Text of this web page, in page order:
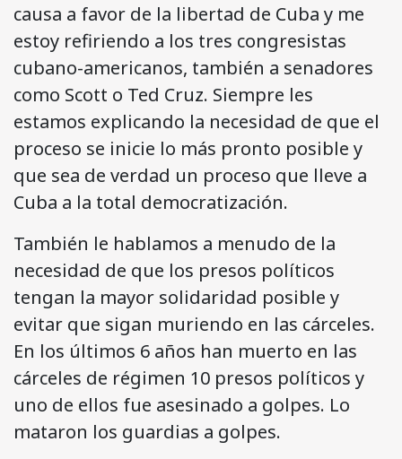
causa a favor de la libertad de Cuba y me
estoy refiriendo a los tres congresistas
cubano-americanos, también a senadores
como Scott o Ted Cruz. Siempre les
estamos explicando la necesidad de que el
proceso se inicie lo más pronto posible y
que sea de verdad un proceso que lleve a
Cuba a la total democratización.
También le hablamos a menudo de la
necesidad de que los presos políticos
tengan la mayor solidaridad posible y
evitar que sigan muriendo en las cárceles.
En los últimos 6 años han muerto en las
cárceles de régimen 10 presos políticos y
uno de ellos fue asesinado a golpes. Lo
mataron los guardias a golpes.